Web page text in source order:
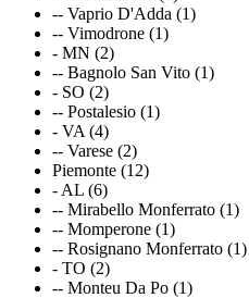
-- Vaprio D'Adda (1)
-- Vimodrone (1)
- MN (2)
-- Bagnolo San Vito (1)
- SO (2)
-- Postalesio (1)
- VA (4)
-- Varese (2)
Piemonte (12)
- AL (6)
-- Mirabello Monferrato (1)
-- Momperone (1)
-- Rosignano Monferrato (1)
- TO (2)
-- Monteu Da Po (1)